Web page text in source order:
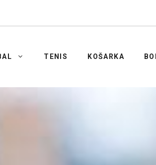
TENIS KOŠARKA